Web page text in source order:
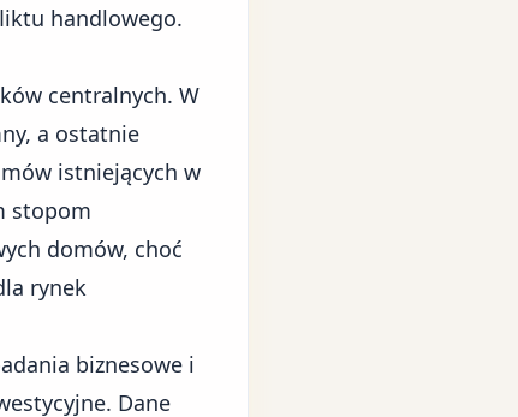
handlowego.
centralnych. W
a ostatnie
istniejących w
stopom
domów, choć
rynek
biznesowe i
Dane